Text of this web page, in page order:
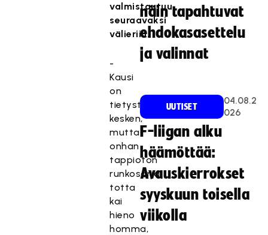
valmistautuu
seuraavaksi
välieriin.
-
Kausi
on
tietysti
kesken,
mutta
onhan
tappioton
runkosarja
totta
kai
hieno
homma,
näin tapahtuvat
ehdokasasettelu
ja valinnat
UUTISET
04.08.2
026
F-liigan alku
häämöttää:
Avauskierrokset
syyskuun toisella
viikolla